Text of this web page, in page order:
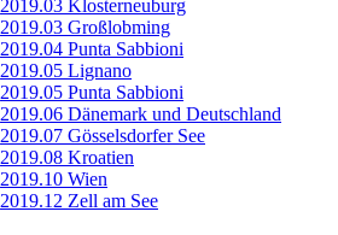
2019.03 Klosterneuburg
2019.03 Großlobming
2019.04 Punta Sabbioni
2019.05 Lignano
2019.05 Punta Sabbioni
2019.06 Dänemark und Deutschland
2019.07 Gösselsdorfer See
2019.08 Kroatien
2019.10 Wien
2019.12 Zell am See